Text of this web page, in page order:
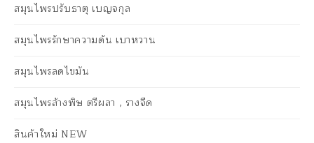
สมุนไพรปรับธาตุ เบญจกุล
สมุนไพรรักษาความดัน เบาหวาน
สมุนไพรลดไขมัน
สมุนไพรล้างพิษ ตรีผลา , รางจืด
สินค้าใหม่ NEW